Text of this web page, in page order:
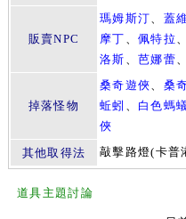
販賣NPC
瑪姆斯汀、 蓋
摩丁 、佩特拉
洛斯 、芭娜蕾
掉落怪物
桑奇遊俠、 桑
蚯蚓 、 白色螞
俠
其他取得法
敲擊路燈(卡普
道具主題討論